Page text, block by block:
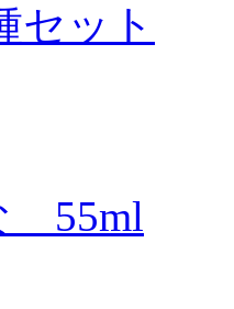
セット
55ml